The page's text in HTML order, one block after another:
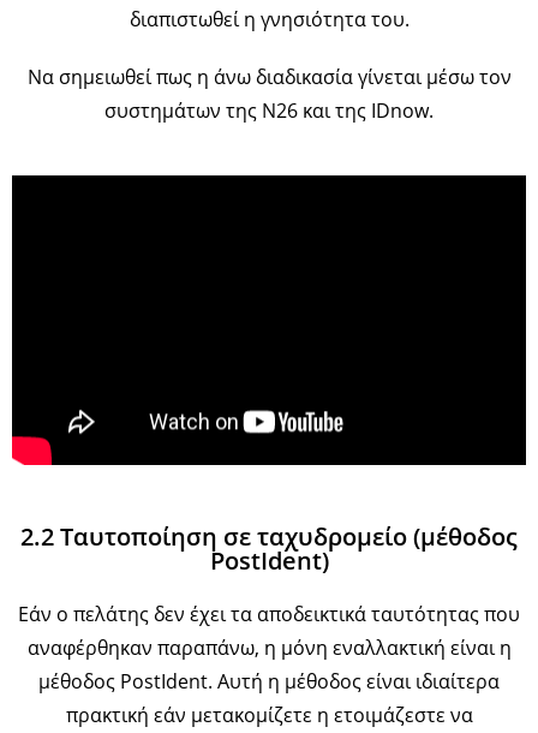
διαπιστωθεί η γνησιότητα του.
Να σημειωθεί πως η άνω διαδικασία γίνεται μέσω τον
συστημάτων της Ν26 και της IDnow.
2.2 Ταυτοποίηση σε ταχυδρομείο (μέθοδος
PostIdent)
Εάν ο πελάτης δεν έχει τα αποδεικτικά ταυτότητας που
αναφέρθηκαν παραπάνω, η μόνη εναλλακτική είναι η
μέθοδος PostIdent. Αυτή η μέθοδος είναι ιδιαίτερα
πρακτική εάν μετακομίζετε η ετοιμάζεστε να